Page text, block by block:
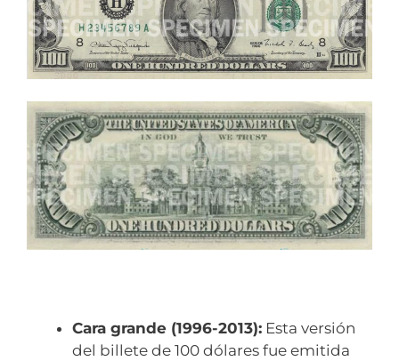
Cara grande (1996-2013): Esta versión
del billete de 100 dólares fue emitida